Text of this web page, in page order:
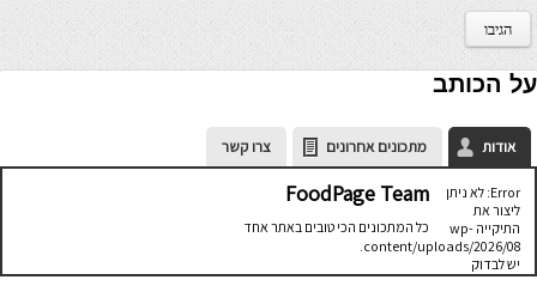
על הכותב
אודות מתכונים אחרונים צרו קשר
Error: לא ניתן
ליצור את
התיקייה wp-
content/uploads/2026/08.
יש לבדוק
שתיקיית האב
FoodPage Team
כל המתכונים הכי טובים באתר אחד